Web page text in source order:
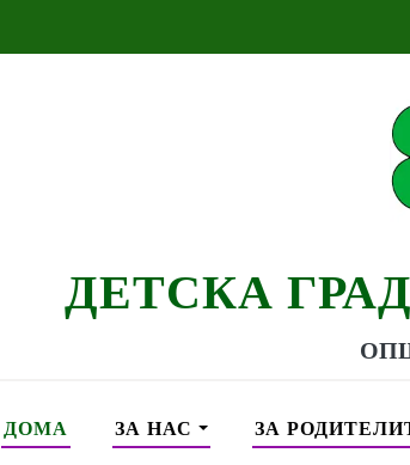
ДЕТСКА
ДОМА ЗА НАС ЗА